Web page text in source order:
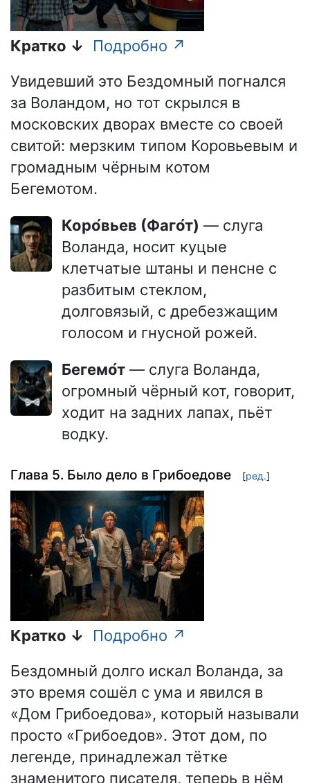
Кратко ↓
Подробно ↗
Увидевший это Бездомный погнался
за Воландом, но тот скрылся в
московских дворах вместе со своей
свитой: мерзким типом Коровьевым и
громадным чёрным котом
Бегемотом.
Коро́вьев (Фаго́т) — слуга
Воланда, носит куцые
клетчатые штаны и пенсне с
разбитым стеклом,
долговязый, с дребезжащим
голосом и гнусной рожей.
Бегемо́т — слуга Воланда,
огромный чёрный кот, говорит,
ходит на задних лапах, пьёт
водку.
Глава 5. Было дело в Грибоедове [ред.]
Кратко ↓
Подробно ↗
Бездомный долго искал Воланда, за
это время сошёл с ума и явился в
«Дом Грибоедова», который называли
просто «Грибоедов». Этот дом, по
легенде, принадлежал тётке
знаменитого писателя, теперь в нём